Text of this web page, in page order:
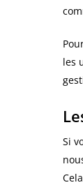
les
Si